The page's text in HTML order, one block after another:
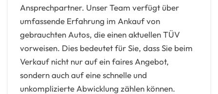
Ansprechpartner. Unser Team verfügt über
umfassende Erfahrung im Ankauf von
gebrauchten Autos, die einen aktuellen TÜV
vorweisen. Dies bedeutet für Sie, dass Sie beim
Verkauf nicht nur auf ein faires Angebot,
sondern auch auf eine schnelle und
unkomplizierte Abwicklung zählen können.